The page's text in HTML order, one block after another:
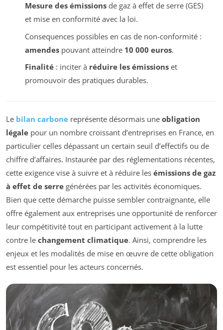
Mesure des émissionsde gaz à effet de serre (GES)
et mise en conformité avec la loi.
Consequences possibles en cas de non-conformité :
amendespouvant atteindre 10 000 euros.
Finalité: inciter à réduire les émissionset
promouvoir des pratiques durables.
Le bilan carbone représente désormais une obligation
légale pour un nombre croissant d’entreprises en France, en
particulier celles dépassant un certain seuil d’effectifs ou de
chiffre d’affaires. Instaurée par des réglementations récentes,
cette exigence vise à suivre et à réduire les émissions de gaz
à effet de serre générées par les activités économiques.
Bien que cette démarche puisse sembler contraignante, elle
offre également aux entreprises une opportunité de renforcer
leur compétitivité tout en participant activement à la lutte
contre le changement climatique. Ainsi, comprendre les
enjeux et les modalités de mise en œuvre de cette obligation
est essentiel pour les acteurs concernés.